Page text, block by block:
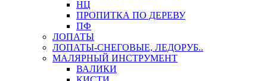
НЦ
ПРОПИТКА ПО ДЕРЕВУ
ПФ
ЛОПАТЫ
ЛОПАТЫ-СНЕГОВЫЕ, ЛЕДОРУБ..
МАЛЯРНЫЙ ИНСТРУМЕНТ
ВАЛИКИ